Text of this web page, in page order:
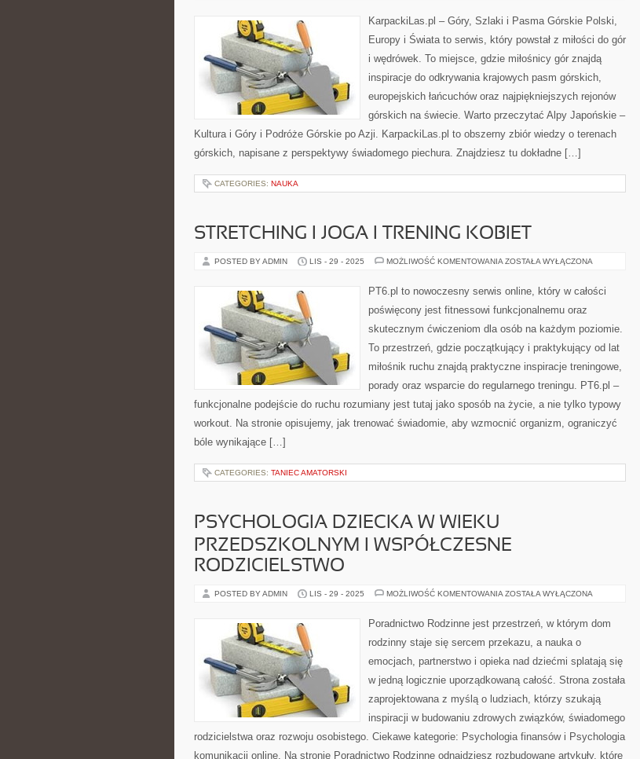
GÓRSKIE
ŚWIATA
KarpackiLas.pl – Góry, Szlaki i Pasma Górskie Polski,
Europy i Świata to serwis, który powstał z miłości do gór
i wędrówek. To miejsce, gdzie miłośnicy gór znajdą
inspiracje do odkrywania krajowych pasm górskich,
europejskich łańcuchów oraz najpiękniejszych rejonów
górskich na świecie. Warto przeczytać Alpy Japońskie –
Kultura i Góry i Podróże Górskie po Azji. KarpackiLas.pl to obszerny zbiór wiedzy o terenach
górskich, napisane z perspektywy świadomego piechura. Znajdziesz tu dokładne […]
CATEGORIES: NAUKA
STRETCHING I JOGA I TRENING KOBIET
POSTED BY ADMIN LIS - 29 - 2025 MOŻLIWOŚĆ KOMENTOWANIA STRETCHING
TRENING
ZOSTAŁA WYŁĄCZONA
PT6.pl to nowoczesny serwis online, który w całości
poświęcony jest fitnessowi funkcjonalnemu oraz
skutecznym ćwiczeniom dla osób na każdym poziomie.
To przestrzeń, gdzie początkujący i praktykujący od lat
miłośnik ruchu znajdą praktyczne inspiracje treningowe,
porady oraz wsparcie do regularnego treningu. PT6.pl –
funkcjonalne podejście do ruchu rozumiany jest tutaj jako sposób na życie, a nie tylko typowy
workout. Na stronie opisujemy, jak trenować świadomie, aby wzmocnić organizm, ograniczyć
bóle wynikające […]
CATEGORIES: TANIEC AMATORSKI
PSYCHOLOGIA DZIECKA W WIEKU
PRZEDSZKOLNYM I WSPÓŁCZESNE
RODZICIELSTWO
POSTED BY ADMIN LIS - 29 - 2025 MOŻLIWOŚĆ KOMENTOWANIA PSYCHOLOGIA
WIEKU
PRZEDSZKOLNYM
WSPÓŁCZESNE
ZOSTAŁA WYŁĄCZONA
Poradnictwo Rodzinne jest przestrzeń, w którym dom
rodzinny staje się sercem przekazu, a nauka o
emocjach, partnerstwo i opieka nad dziećmi splatają się
w jedną logicznie uporządkowaną całość. Strona została
zaprojektowana z myślą o ludziach, którzy szukają
inspiracji w budowaniu zdrowych związków, świadomego
rodzicielstwa oraz rozwoju osobistego. Ciekawe kategorie: Psychologia finansów i Psychologia
komunikacji online. Na stronie Poradnictwo Rodzinne odnajdziesz rozbudowane artykuły, które